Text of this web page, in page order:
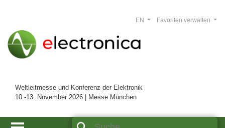
Weltleitmesse und Konferenz der Elektronik
10.-13. November 2026 | Messe München
Favoriten verwalten
EN